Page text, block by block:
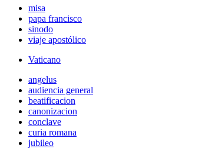
misa
papa francisco
sinodo
viaje apostólico
Vaticano
angelus
audiencia general
beatificacion
canonizacion
conclave
curia romana
jubileo